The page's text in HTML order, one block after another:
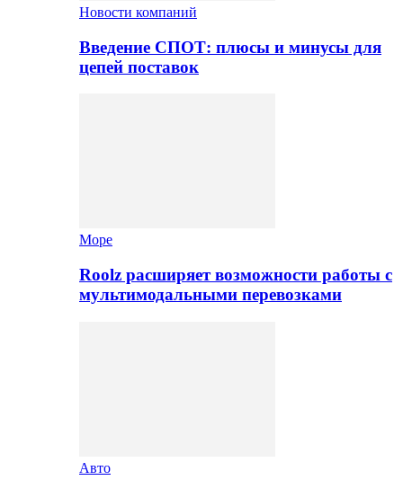
Новости компаний
Введение СПОТ: плюсы и минусы для
цепей поставок
Море
Roolz расширяет возможности работы с
мультимодальными перевозками
Авто